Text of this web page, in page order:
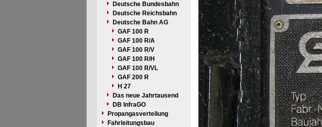
Deutsche Bundesbahn
Deutsche Reichsbahn
Deutsche Bahn AG
GAF 100 R
GAF 100 R/A
GAF 100 R/V
GAF 100 R/H
GAF 100 R/VL
GAF 200 R
H 27
Das neue Jahrtausend
DB InfraGO
Propangasverteilung
Fahrleitungsbau